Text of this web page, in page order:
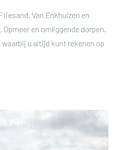
Van Enkhuizen en
en omliggende dorpen.
u altijd kunt rekenen op